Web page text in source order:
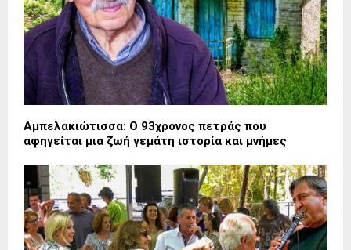
Αμπελακιώτισσα: Ο 93χρονος πετράς που
αφηγείται μια ζωή γεμάτη ιστορία και μνήμες